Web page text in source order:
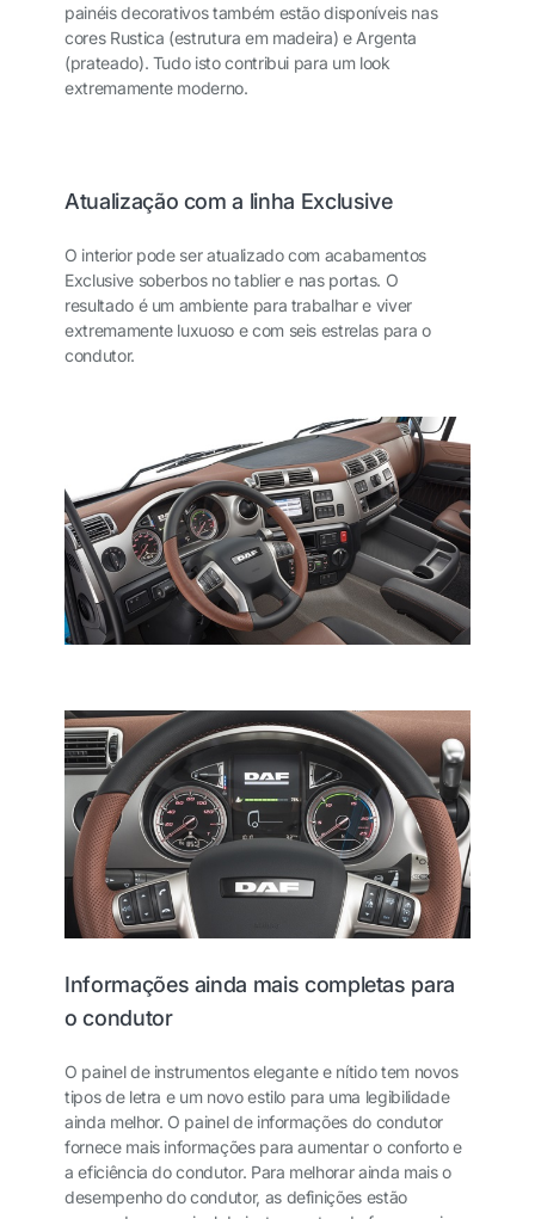
painéis decorativos também estão disponíveis nas
cores Rustica (estrutura em madeira) e Argenta
(prateado). Tudo isto contribui para um look
extremamente moderno.
Atualização com a linha Exclusive
O interior pode ser atualizado com acabamentos
Exclusive soberbos no tablier e nas portas. O
resultado é um ambiente para trabalhar e viver
extremamente luxuoso e com seis estrelas para o
condutor.
Informações ainda mais completas para
o condutor
O painel de instrumentos elegante e nítido tem novos
tipos de letra e um novo estilo para uma legibilidade
ainda melhor. O painel de informações do condutor
fornece mais informações para aumentar o conforto e
a eficiência do condutor. Para melhorar ainda mais o
desempenho do condutor, as definições estão